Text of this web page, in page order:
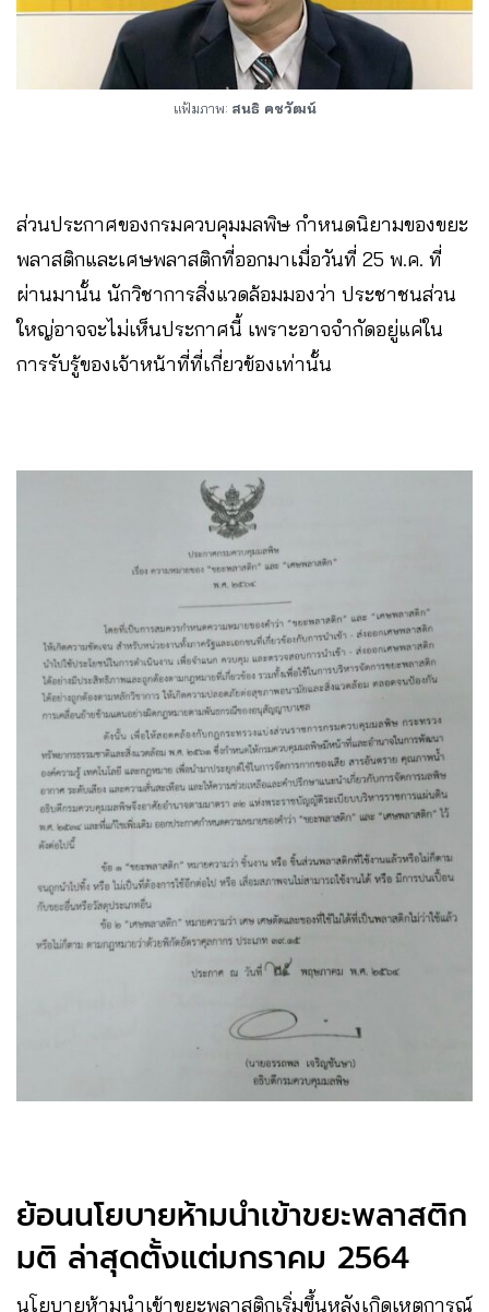
แฟ้มภาพ: สนธิ คชวัฒน์
ส่วนประกาศของกรมควบคุมมลพิษ กำหนดนิยามของขยะ
พลาสติกและเศษพลาสติกที่ออกมาเมื่อวันที่ 25 พ.ค. ที่
ผ่านมานั้น นักวิชาการสิ่งแวดล้อมมองว่า ประชาชนส่วน
ใหญ่อาจจะไม่เห็นประกาศนี้ เพราะอาจจำกัดอยู่แค่ใน
การรับรู้ของเจ้าหน้าที่ที่เกี่ยวข้องเท่านั้น
ย้อนนโยบายห้ามนำเข้าขยะพลาสติก
มติ ล่าสุดตั้งแต่มกราคม 2564
นโยบายห้ามนำเข้าขยะพลาสติกเริ่มขึ้นหลังเกิดเหตุการณ์